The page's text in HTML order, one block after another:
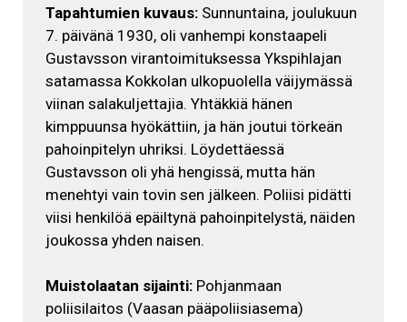
Tapahtumien kuvaus: Sunnuntaina, joulukuun
7. päivänä 1930, oli vanhempi konstaapeli
Gustavsson virantoimituksessa Ykspihlajan
satamassa Kokkolan ulkopuolella väijymässä
viinan salakuljettajia. Yhtäkkiä hänen
kimppuunsa hyökättiin, ja hän joutui törkeän
pahoinpitelyn uhriksi. Löydettäessä
Gustavsson oli yhä hengissä, mutta hän
menehtyi vain tovin sen jälkeen. Poliisi pidätti
viisi henkilöä epäiltynä pahoinpitelystä, näiden
joukossa yhden naisen.
Muistolaatan sijainti: Pohjanmaan
poliisilaitos (Vaasan pääpoliisiasema)